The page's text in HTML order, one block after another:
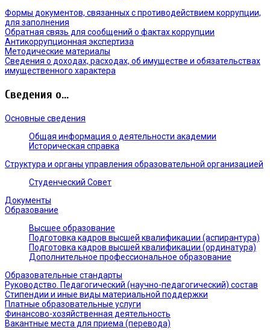
Формы документов, связанных с противодействием коррупции,
для заполнения
Обратная связь для сообщений о фактах коррупции
Антикоррупционная экспертиза
Методические материалы
Сведения о доходах, расходах, об имуществе и обязательствах
имущественного характера
Сведения о...
Основные сведения
Общая информация о деятельности академии
Историческая справка
Структура и органы управления образовательной организацией
Студенческий Совет
Документы
Образование
Высшее образование
Подготовка кадров высшей квалификации (аспирантура)
Подготовка кадров высшей квалификации (ординатура)
Дополнительное профессиональное образование
Образовательные стандарты
Руководство. Педагогический (научно-педагогический) состав
Стипендии и иные виды материальной поддержки
Платные образовательные услуги
Финансово-хозяйственная деятельность
Вакантные места для приема (перевода)